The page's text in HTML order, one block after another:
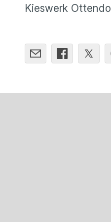
Kieswerk